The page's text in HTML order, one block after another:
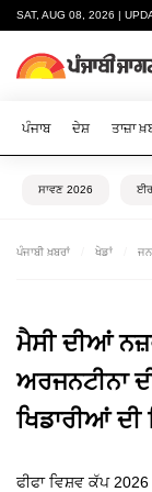
SAT, AUG 08, 2026 |
ਪੰਜਾਬ ਦੇਸ਼ ਤਾਜ਼ਾ
ਸਾਵਣ 2026
ਪੰਜਾਬੀ ਖ਼ਬਰਾਂ ਖੇਡਾਂ
ਮੈਸੀ ਦੀਆਂ
ਅਰਜਨਟੀਨਾ
ਖਿਡਾਰੀਆਂ ਦੀ
ਫੀਫਾ ਵਿਸ਼ਵ ਕੱਪ